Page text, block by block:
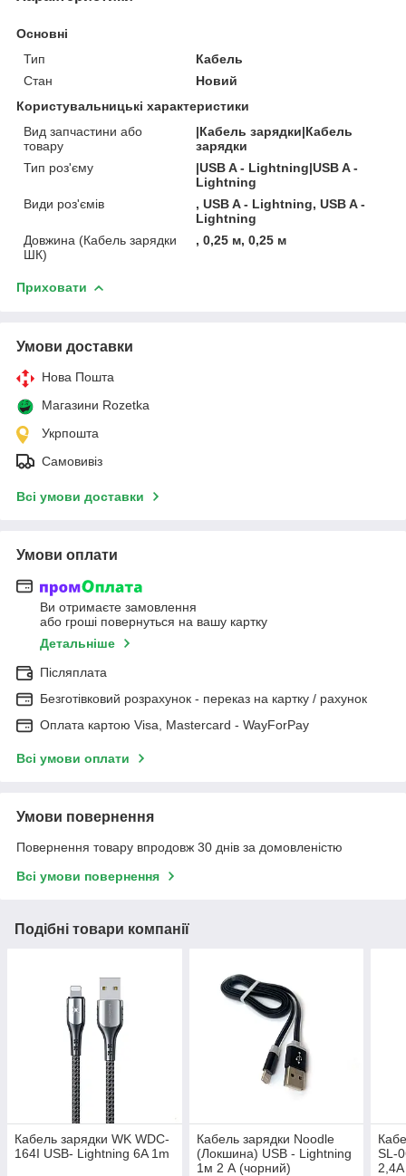
Основні
Тип
Кабель
Стан
Новий
Користувальницькі характеристики
Вид запчастини або
товару
|Кабель зарядки|Кабель
зарядки
Тип роз'єму
|USB A - Lightning|USB A -
Lightning
Види роз'ємів
, USB A - Lightning, USB A -
Lightning
Довжина (Кабель зарядки
ШК)
, 0,25 м, 0,25 м
Приховати
Умови доставки
Нова Пошта
Магазини Rozetka
Укрпошта
Самовивіз
Всі умови доставки
Умови оплати
Ви отримаєте замовлення
або гроші повернуться на вашу картку
Детальніше
Післяплата
Безготівковий розрахунок - переказ на картку / рахунок
Оплата картою Visa, Mastercard - WayForPay
Всі умови оплати
Умови повернення
Повернення товару впродовж 30 днів за домовленістю
Всі умови повернення
Подібні товари компанії
Кабель зарядки WK WDC-
164I USB- Lightning 6A 1m
Кабель зарядки Noodle
(Локшина) USB - Lightning
1м 2 А (чорний)
SL-
2,4A